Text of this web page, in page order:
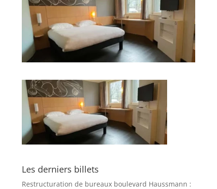
Les derniers billets
Restructuration de bureaux boulevard Haussmann :